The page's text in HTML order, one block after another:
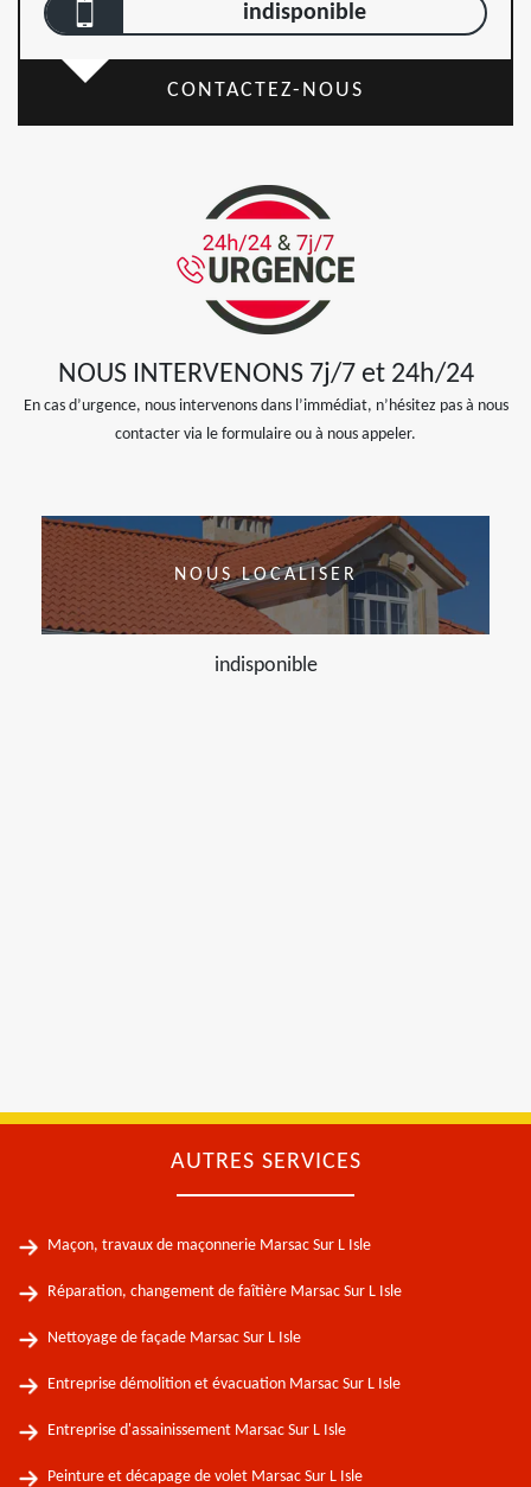
indisponible
CONTACTEZ-NOUS
NOUS INTERVENONS 7j/7 et 24h/24
En cas d’urgence, nous intervenons dans l’immédiat, n’hésitez pas à nous
contacter via le formulaire ou à nous appeler.
NOUS LOCALISER
indisponible
AUTRES SERVICES
Maçon, travaux de maçonnerie Marsac Sur L Isle
Réparation, changement de faîtière Marsac Sur L Isle
Nettoyage de façade Marsac Sur L Isle
Entreprise démolition et évacuation Marsac Sur L Isle
Entreprise d'assainissement Marsac Sur L Isle
Peinture et décapage de volet Marsac Sur L Isle